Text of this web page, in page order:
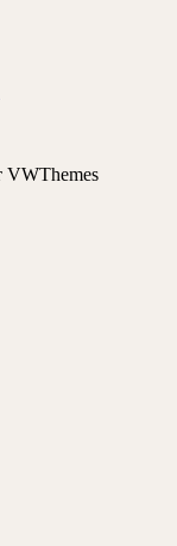
VWThemes